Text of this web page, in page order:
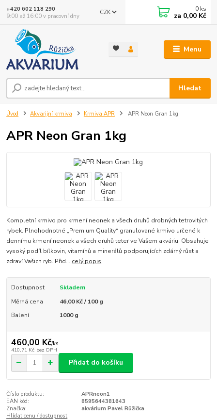
Menu
CZK
Hledat
+420 602 118 290
9:00 až 16:00 v pracovní dny
0 ks
za 0,00 Kč
Úvod Akvarijní krmiva Krmiva APR APR Neon Gran 1kg
APR Neon Gran 1kg
Kompletní krmivo pro krmení neonek a všech druhů drobných tetrovitých
rybek. Plnohodnotné „Premium Quality“ granulované krmivo určené k
dennímu krmení neonek a všech druhů teter ve Vašem akváriu. Obsahuje
vysoký podíl bílkovin, vitamínů a minerálů podporujících zdárný růst a
zdraví Vašich ryb. Přid... celý popis
Dostupnost
Skladem
Měrná cena
46,00 Kč / 100 g
Balení
1000 g
460,00 Kč/ks
410,71 Kč bez DPH
Přidat do košíku
Číslo produktu:
APRneon1
EAN kód:
8595644381643
Značka:
akvárium Pavel Růžička
Hlídat cenu / dostupnost